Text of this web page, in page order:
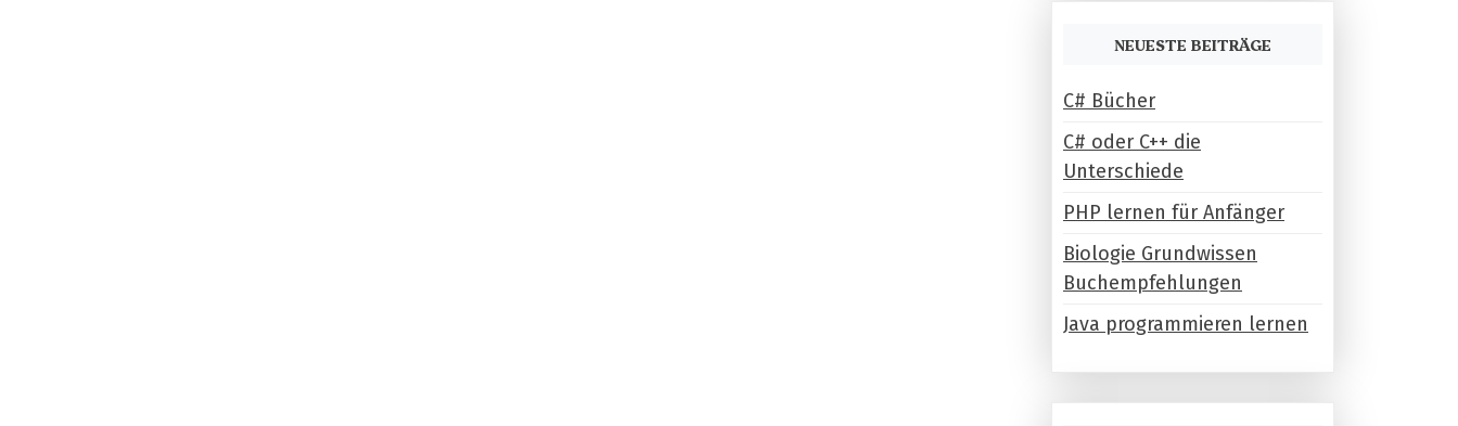
NEUESTE BEITRÄGE
C# Bücher
C# oder C++ die
Unterschiede
PHP lernen für Anfänger
Biologie Grundwissen
Buchempfehlungen
Java programmieren lernen